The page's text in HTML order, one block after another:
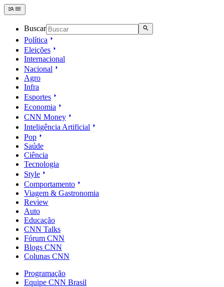
Buscar
Política
Eleições
Internacional
Nacional
Agro
Infra
Esportes
Economia
CNN Money
Inteligência Artificial
Pop
Saúde
Ciência
Tecnologia
Style
Comportamento
Viagem & Gastronomia
Review
Auto
Educação
CNN Talks
Fórum CNN
Blogs CNN
Colunas CNN
Programação
Equipe CNN Brasil